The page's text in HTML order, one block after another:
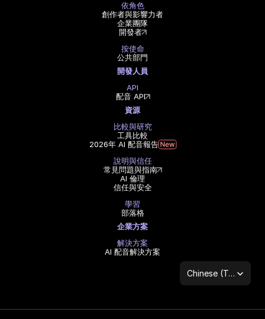
依角色
創作者與影響力者
企業團隊
開發者
按使命
公共部門
開發人員
API
配音 API
資源
比較與研究
工具比較
2026年 AI 配音報告
說明與信任
常見問題與指南
AI 倫理
信任與安全
學習
部落格
企業方案
解決方案
AI 配音解決方案
Select Language
Chinese (Traditional Han)